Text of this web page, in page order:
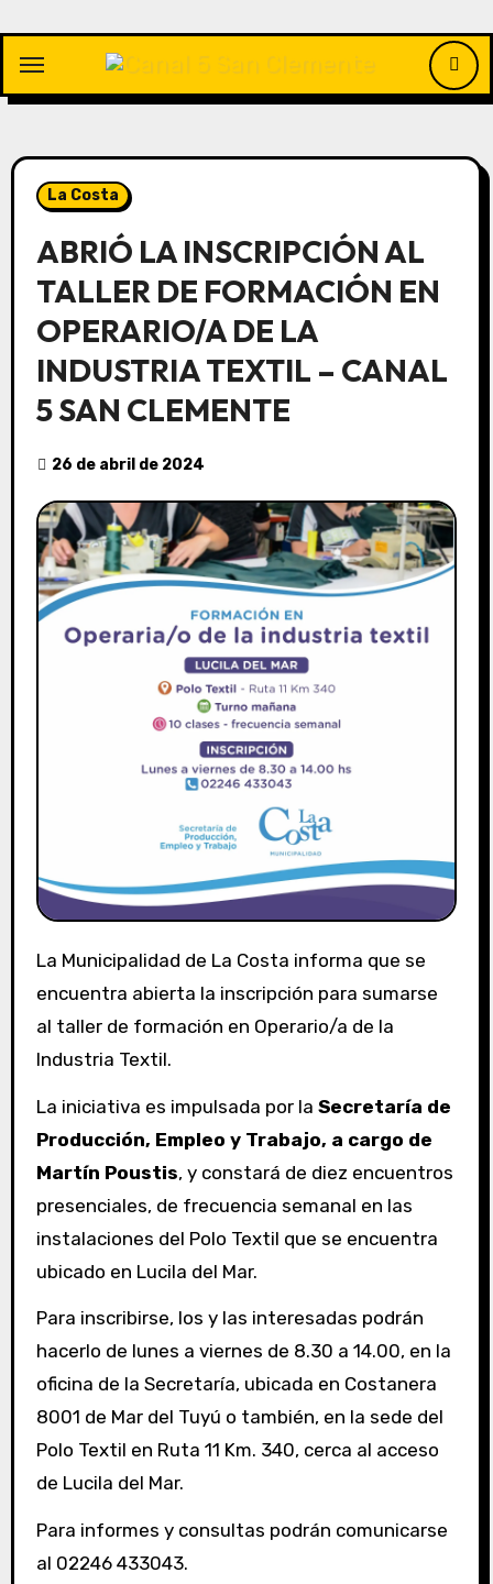
contenido
La Costa
ABRIÓ LA INSCRIPCIÓN AL
TALLER DE FORMACIÓN EN
OPERARIO/A DE LA
INDUSTRIA TEXTIL – CANAL
5 SAN CLEMENTE
26 de abril de 2024
La Municipalidad de La Costa informa que se
encuentra abierta la inscripción para sumarse
al taller de formación en Operario/a de la
Industria Textil.
La iniciativa es impulsada por la Secretaría de
Producción, Empleo y Trabajo, a cargo de
Martín Poustis, y constará de diez encuentros
presenciales, de frecuencia semanal en las
instalaciones del Polo Textil que se encuentra
ubicado en Lucila del Mar.
Para inscribirse, los y las interesadas podrán
hacerlo de lunes a viernes de 8.30 a 14.00, en la
oficina de la Secretaría, ubicada en Costanera
8001 de Mar del Tuyú o también, en la sede del
Polo Textil en Ruta 11 Km. 340, cerca al acceso
de Lucila del Mar.
Para informes y consultas podrán comunicarse
al 02246 433043.